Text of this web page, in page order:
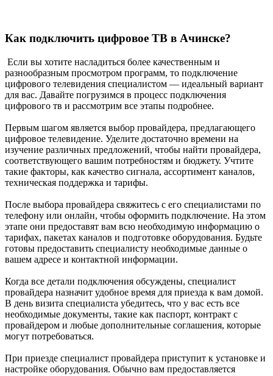
Как подключить цифровое ТВ в Ачинске?
Если вы хотите насладиться более качественным и
разнообразным просмотром программ, то подключение
цифрового телевидения специалистом — идеальный вариант
для вас. Давайте погрузимся в процесс подключения
цифрового тв и рассмотрим все этапы подробнее.
Первым шагом является выбор провайдера, предлагающего
цифровое телевидение. Уделите достаточно времени на
изучение различных предложений, чтобы найти провайдера,
соответствующего вашим потребностям и бюджету. Учтите
такие факторы, как качество сигнала, ассортимент каналов,
техническая поддержка и тарифы.
После выбора провайдера свяжитесь с его специалистами по
телефону или онлайн, чтобы оформить подключение. На этом
этапе они предоставят вам всю необходимую информацию о
тарифах, пакетах каналов и подготовке оборудования. Будьте
готовы предоставить специалисту необходимые данные о
вашем адресе и контактной информации.
Когда все детали подключения обсуждены, специалист
провайдера назначит удобное время для приезда к вам домой.
В день визита специалиста убедитесь, что у вас есть все
необходимые документы, такие как паспорт, контракт с
провайдером и любые дополнительные соглашения, которые
могут потребоваться.
При приезде специалист провайдера приступит к установке и
настройке оборудования. Обычно вам предоставляется